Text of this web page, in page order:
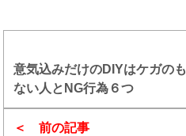
前の記事
意気込みだけのDIYはケガの
ない人とNG行為６つ